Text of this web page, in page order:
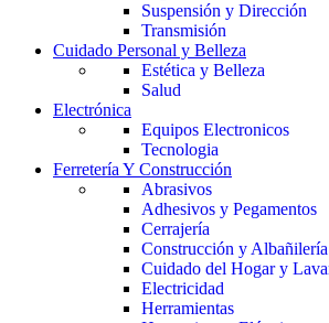
Suspensión y Dirección
Transmisión
Cuidado Personal y Belleza
Estética y Belleza
Salud
Electrónica
Equipos Electronicos
Tecnologia
Ferretería Y Construcción
Abrasivos
Adhesivos y Pegamentos
Cerrajería
Construcción y Albañilería
Cuidado del Hogar y
Electricidad
Herramientas